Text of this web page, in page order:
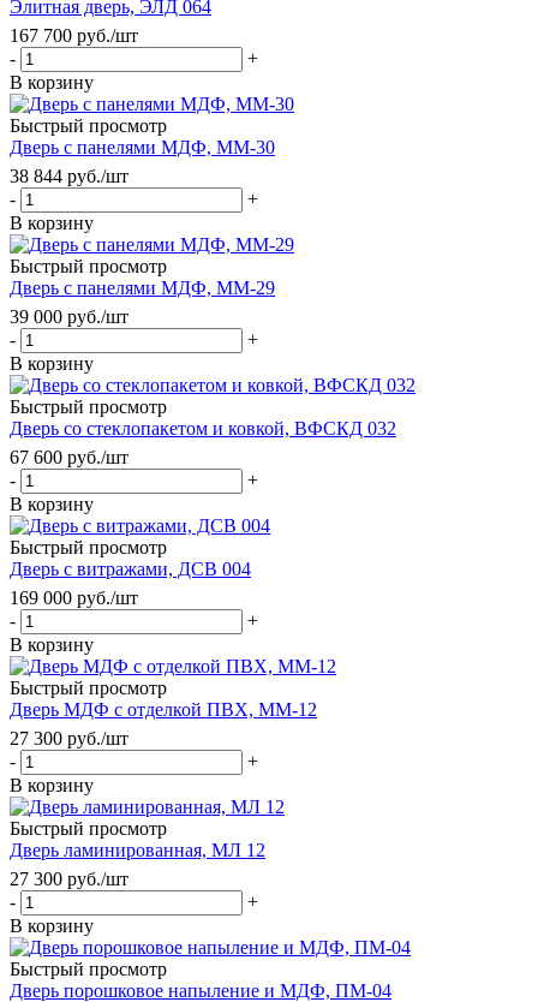
Элитная дверь, ЭЛД 064
167 700 руб./шт
-
+
В корзину
Быстрый просмотр
Дверь с панелями МДФ, ММ-30
38 844 руб./шт
-
+
В корзину
Быстрый просмотр
Дверь с панелями МДФ, ММ-29
39 000 руб./шт
-
+
В корзину
Быстрый просмотр
Дверь со стеклопакетом и ковкой, ВФСКД 032
67 600 руб./шт
-
+
В корзину
Быстрый просмотр
Дверь с витражами, ДСВ 004
169 000 руб./шт
-
+
В корзину
Быстрый просмотр
Дверь МДФ с отделкой ПВХ, ММ-12
27 300 руб./шт
-
+
В корзину
Быстрый просмотр
Дверь ламинированная, МЛ 12
27 300 руб./шт
-
+
В корзину
Быстрый просмотр
Дверь порошковое напыление и МДФ, ПМ-04